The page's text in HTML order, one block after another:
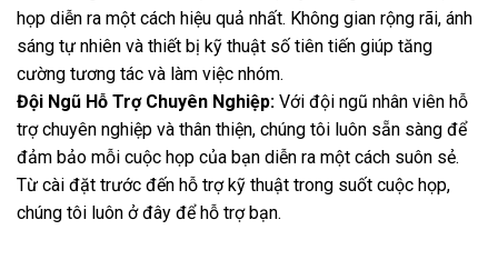
họp diễn ra một cách hiệu quả nhất. Không gian rộng rãi, ánh
sáng tự nhiên và thiết bị kỹ thuật số tiên tiến giúp tăng
cường tương tác và làm việc nhóm.
Đội Ngũ Hỗ Trợ Chuyên Nghiệp: Với đội ngũ nhân viên hỗ
trợ chuyên nghiệp và thân thiện, chúng tôi luôn sẵn sàng để
đảm bảo mỗi cuộc họp của bạn diễn ra một cách suôn sẻ.
Từ cài đặt trước đến hỗ trợ kỹ thuật trong suốt cuộc họp,
chúng tôi luôn ở đây để hỗ trợ bạn.